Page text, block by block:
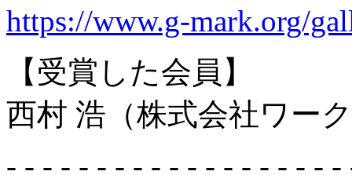
https://www.g-mark.org/
【受賞した会員】
西村 浩（株式会社ワー
- - - - - - - - - - - - - - - - - - -